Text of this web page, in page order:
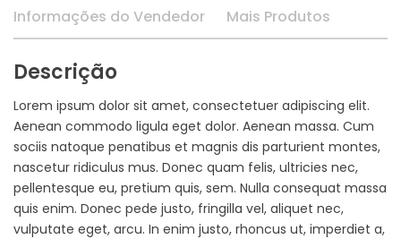
Informações do Vendedor Mais Produtos
Descrição
Lorem ipsum dolor sit amet, consectetuer adipiscing elit.
Aenean commodo ligula eget dolor. Aenean massa. Cum
sociis natoque penatibus et magnis dis parturient montes,
nascetur ridiculus mus. Donec quam felis, ultricies nec,
pellentesque eu, pretium quis, sem. Nulla consequat massa
quis enim. Donec pede justo, fringilla vel, aliquet nec,
vulputate eget, arcu. In enim justo, rhoncus ut, imperdiet a,